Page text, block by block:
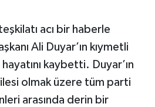
acı bir haberle
Ali Duyar’ın kıymetli
kaybetti. Duyar’ın
olmak üzere tüm parti
arasında derin bir